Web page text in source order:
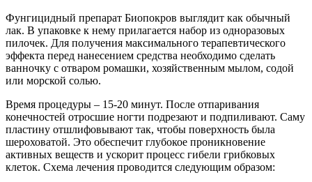
Фунгицидный препарат Биопокров выглядит как обычный
лак. В упаковке к нему прилагается набор из одноразовых
пилочек. Для получения максимального терапевтического
эффекта перед нанесением средства необходимо сделать
ванночку с отваром ромашки, хозяйственным мылом, содой
или морской солью.
Время процедуры – 15-20 минут. После отпаривания
конечностей отросшие ногти подрезают и подпиливают. Саму
пластину отшлифовывают так, чтобы поверхность была
шероховатой. Это обеспечит глубокое проникновение
активных веществ и ускорит процесс гибели грибковых
клеток. Схема лечения проводится следующим образом: